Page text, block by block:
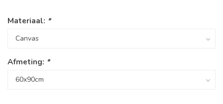
Materiaal: *
Afmeting: *